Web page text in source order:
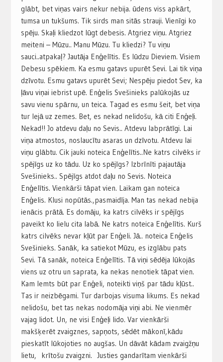
glābt, bet viņas vairs nekur nebija. ūdens viss apkārt,
tumsa un tukšums. Tik sirds man sitās strauji. Vienīgi ko
spēju. Skaļi kliedzot lūgt debesis. Atgriez viņu. Atgriez
meiteni – Mūzu.. Manu Mūzu. Tu kliedzi? Tu viņu
sauci..atpakaļ? Jautāja Enģelītis. Es lūdzu Dieviem. Visiem
Debesu spēkiem. Ka esmu gatavs upurēt Sevi. Lai tik viņa
dzīvotu. Esmu gatavs upurēt Sevi; Nespēju piedot Sev, ka
ļāvu viņai iebrist upē. Enģelis Svešinieks palūkojās uz
savu vienu spārnu, un teica. Tagad es esmu šeit, bet viņa
tur lejā uz zemes. Bet, es nekad nelidošu, kā citi Enģeļi.
Nekad!! Jo atdevu daļu no Sevis.. Atdevu labprātīgi. Lai
viņa atmostos, noslaucītu asaras un dzīvotu. Atdevu lai
viņu glābtu. Cik jauki noteica Enģelītis..Ne katrs cilvēks ir
spējīgs uz ko tādu. Uz ko spējīgs? Izbrīnīti pajautāja
Svešinieks.. Spējīgs atdot daļu no Sevis. Noteica
Enģelītis. Vienkārši tāpat vien. Laikam gan noteica
Enģelis. Klusi nopūtās.,pasmaidīja. Man tas nekad nebija
ienācis prātā. Es domāju, ka katrs cilvēks ir spējīgs
paveikt ko lielu cita labā. Ne katrs noteica Enģelītis. Kurš
katrs cilvēks nevar kļūt par Enģeli. Jā.. noteica Enģelis
Svešinieks. Sanāk, ka satiekot Mūzu, es izglābu pats
Sevi. Tā sanāk, noteica Enģelītis. Tā viņi sēdēja lūkojās
viens uz otru un saprata, ka nekas nenotiek tāpat vien.
Kam lemts būt par Enģeli, noteikti viņš par tādu kļūst..
Tas ir neizbēgami. Tur darbojas visuma likums. Es nekad
nelidošu, bet tas nekas nodomāja viņi abi. Ne vienmēr
vajag lidot. Un, ne visi Enģeļi lido. Var vienkārši
makšķerēt zvaigznes, sapņots, sēdēt mākonī,kādu
pieskatīt lūkojoties no augšas. Un dāvāt kādam zvaigžņu
lietu, krītošu zvaigzni. Justies gandarītam vienkārši